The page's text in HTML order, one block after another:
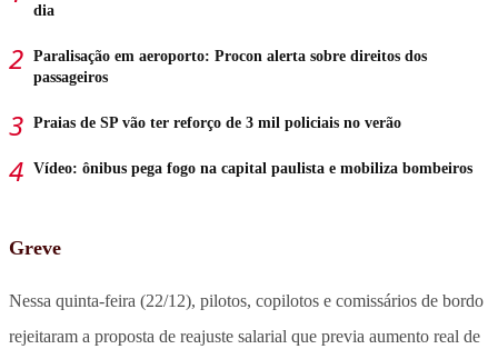
dia
Paralisação em aeroporto: Procon alerta sobre direitos dos
passageiros
Praias de SP vão ter reforço de 3 mil policiais no verão
Vídeo: ônibus pega fogo na capital paulista e mobiliza bombeiros
Greve
Nessa quinta-feira (22/12), pilotos, copilotos e comissários de bordo
rejeitaram a proposta de reajuste salarial que previa aumento real de